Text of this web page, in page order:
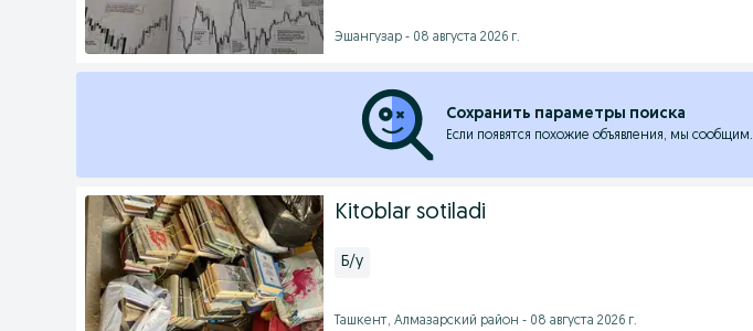
Эшангузар - 08 августа 2026 г.
Сохранить параметры поиска
Если появятся похожие объявления, мы сообщим.
Kitoblar sotiladi
Б/у
Ташкент, Алмазарский район - 08 августа 2026 г.